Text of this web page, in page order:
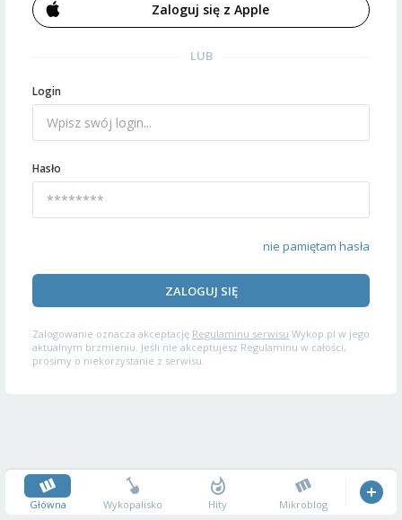
Zaloguj się z Apple
LUB
Login
Hasło
nie pamiętam hasła
ZALOGUJ SIĘ
Zalogowanie oznacza akceptację Regulaminu serwisu Wykop.pl w jego
aktualnym brzmieniu. Jeśli nie akceptujesz Regulaminu w całości,
prosimy o niekorzystanie z serwisu.
Główna Wykopalisko Hity Mikroblog